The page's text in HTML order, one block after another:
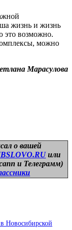
жизнь и жизнь
это возможно.
можно
Марасулова
о вашей
или
и Телеграмм)
Новосибирской